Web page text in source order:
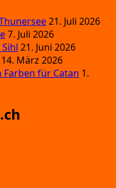
21. Juli 2026
7. Juli 2026
21. Juni 2026
14. März 2026
für Catan 1.